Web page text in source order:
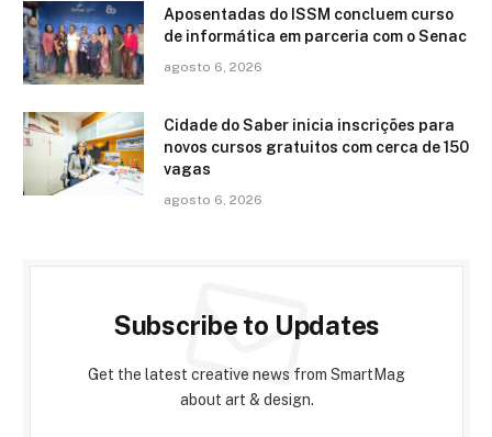
Aposentadas do ISSM concluem curso
de informática em parceria com o Senac
agosto 6, 2026
Cidade do Saber inicia inscrições para
novos cursos gratuitos com cerca de 150
vagas
agosto 6, 2026
Subscribe to Updates
Get the latest creative news from SmartMag
about art & design.